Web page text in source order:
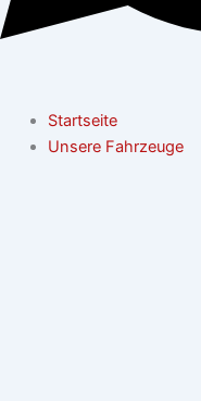
Startseite
Unsere Fahrzeuge